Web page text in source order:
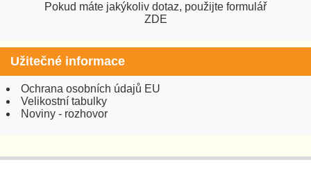
Pokud máte jakýkoliv dotaz, použijte formulář
ZDE
Užitečné informace
Ochrana osobních údajů EU
Velikostní tabulky
Noviny - rozhovor